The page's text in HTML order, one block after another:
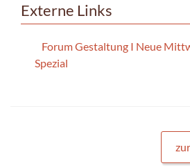
Externe Links
Forum Gestaltung I Neue
Spezial